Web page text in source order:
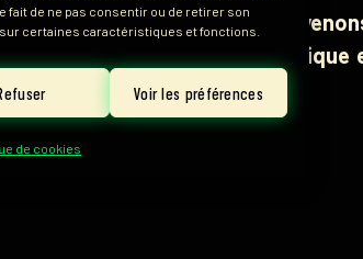
fait de ne pas consentir ou de retirer son
certaines caractéristiques et fonctions.
Voir les préférences
de cookies
Julien, Loris et moi-même
d’EVA, qui mêleeffort physique
un match ?